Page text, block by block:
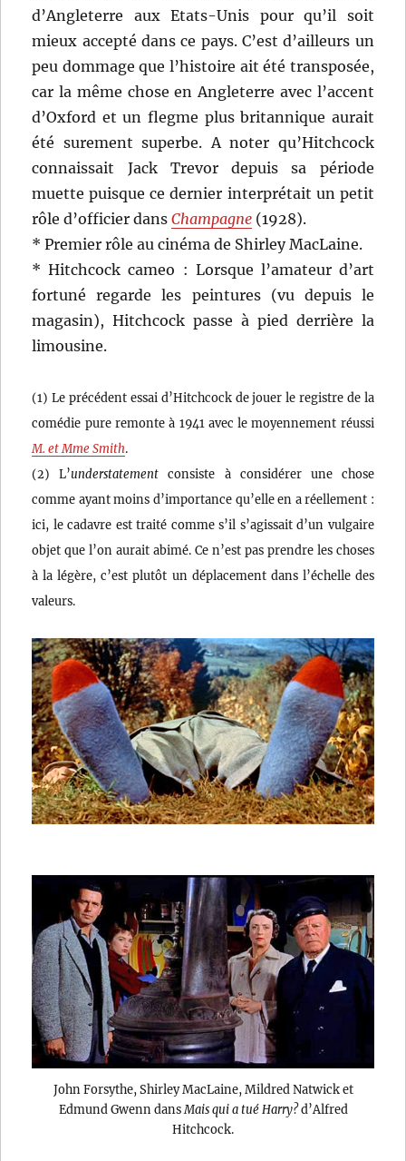
d’Angleterre aux Etats-Unis pour qu’il soit
mieux accepté dans ce pays. C’est d’ailleurs un
peu dommage que l’histoire ait été transposée,
car la même chose en Angleterre avec l’accent
d’Oxford et un flegme plus britannique aurait
été surement superbe. A noter qu’Hitchcock
connaissait Jack Trevor depuis sa période
muette puisque ce dernier interprétait un petit
rôle d’officier dansChampagne (1928).
* Premier rôle au cinéma de Shirley MacLaine.
* Hitchcock cameo : Lorsque l’amateur d’art
fortuné regarde les peintures (vu depuis le
magasin), Hitchcock passe à pied derrière la
limousine.
(1) Le précédent essai d’Hitchcock de jouer le registre de la
comédie pure remonte à 1941 avec le moyennement réussi
M. et Mme Smith.
(2) L’understatement consiste à considérer une chose
comme ayant moins d’importance qu’elle en a réellement :
ici, le cadavre est traité comme s’il s’agissait d’un vulgaire
objet que l’on aurait abimé. Ce n’est pas prendre les choses
à la légère, c’est plutôt un déplacement dans l’échelle des
valeurs.
John Forsythe, Shirley MacLaine, Mildred Natwick et
Edmund Gwenn dansMais qui a tué Harry?d’Alfred
Hitchcock.